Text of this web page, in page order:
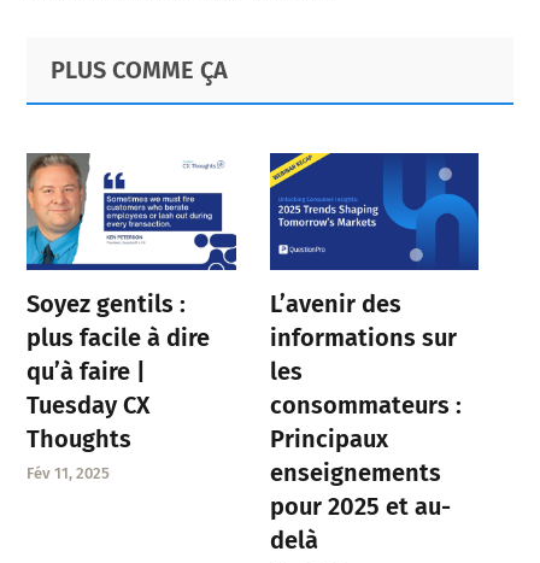
Primary
Sidebar
Footer
PLUS COMME ÇA
Soyez gentils :
plus facile à dire
qu’à faire |
Tuesday CX
Thoughts
Fév 11, 2025
L’avenir des
informations sur
les
consommateurs :
Principaux
enseignements
pour 2025 et au-
delà